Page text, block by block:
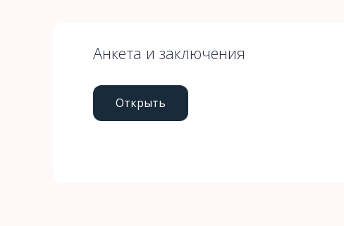
Анкета и заключения
Открыть